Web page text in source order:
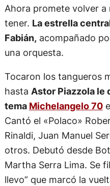
Ahora promete volver
tener. La estrella
Fabián, acompañado
una orquesta.
Tocaron los tangueros
hasta Astor Piazzola le
tema Michelangelo 70
Cantó el «Polaco»
Rinaldi, Juan Manuel
otros. Debutó desde
Martha Serra Lima. Se
llevo” que marcó la